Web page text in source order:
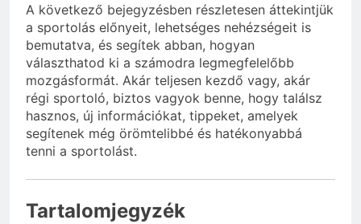
A következő bejegyzésben részletesen áttekintjük
a sportolás előnyeit, lehetséges nehézségeit is
bemutatva, és segítek abban, hogyan
választhatod ki a számodra legmegfelelőbb
mozgásformát. Akár teljesen kezdő vagy, akár
régi sportoló, biztos vagyok benne, hogy találsz
hasznos, új információkat, tippeket, amelyek
segítenek még örömtelibbé és hatékonyabbá
tenni a sportolást.
Tartalomjegyzék